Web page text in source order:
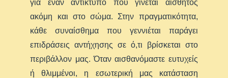
για έναν αντίκτυπο που γίνεται αισθητός
ακόμη και στο σώμα. Στην πραγματικότητα,
κάθε συναίσθημα που γεννιέται παράγει
επιδράσεις αντήχησης σε ό,τι βρίσκεται στο
περιβάλλον μας. Όταν αισθανόμαστε ευτυχείς
ή θλιμμένοι, η εσωτερική μας κατάσταση